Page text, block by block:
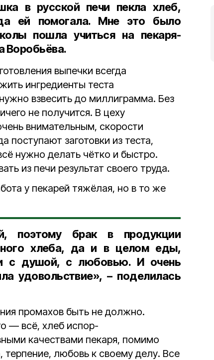
в русской печи пекла хлеб,
ей помогала. Мне это было
пошла учиться на пекаря-
Воробьёва.
выпечки всегда
ингредиенты теста
взвесить до миллиграмма. Без
не получится. В цеху
внимательным, скорости
поступают заготовки из теста,
нужно делать чётко и быстро.
из печи результат своего труда.
у пекарей тяжёлая, но в то же
поэтому брак в продукции
хлеба, да и в целом еды,
с душой, с любовью. И очень
удовольствие», – поделилась
промахов быть не должно.
— всё, хлеб испор-
качествами пекаря, помимо
любовь к своему делу. Все